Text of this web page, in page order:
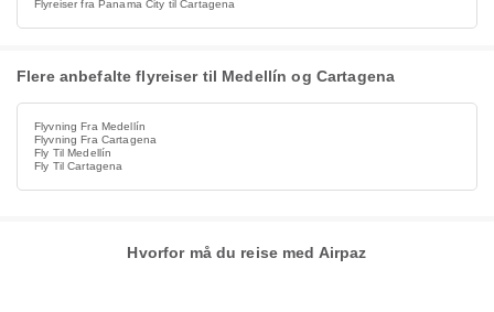
Flyreiser fra Panama City til Cartagena
Flere anbefalte flyreiser til Medellín og Cartagena
Flyvning Fra Medellín
Flyvning Fra Cartagena
Fly Til Medellín
Fly Til Cartagena
Hvorfor må du reise med Airpaz